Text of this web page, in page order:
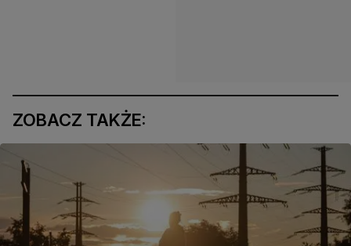
ZOBACZ TAKŻE: